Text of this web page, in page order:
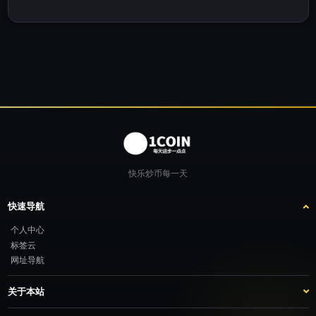
快乐炒币每一天
快速导航
个人中心
标签云
网址导航
关于本站
站点介绍